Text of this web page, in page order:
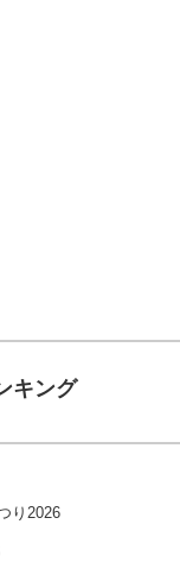
キング
り2026